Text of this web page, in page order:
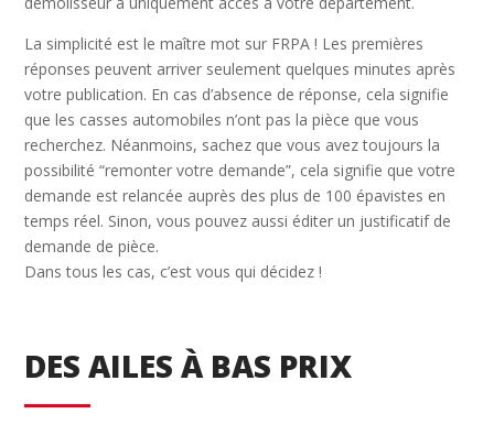
La simplicité est le maître mot sur FRPA ! Les premières
réponses peuvent arriver seulement quelques minutes après
votre publication. En cas d’absence de réponse, cela signifie
que les casses automobiles n’ont pas la pièce que vous
recherchez. Néanmoins, sachez que vous avez toujours la
possibilité “remonter votre demande”, cela signifie que votre
demande est relancée auprès des plus de 100 épavistes en
temps réel. Sinon, vous pouvez aussi éditer un justificatif de
demande de pièce.
Dans tous les cas, c’est vous qui décidez !
DES AILES À BAS PRIX